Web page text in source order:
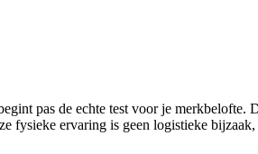
pas de echte test voor je
fysieke ervaring is geen logistieke